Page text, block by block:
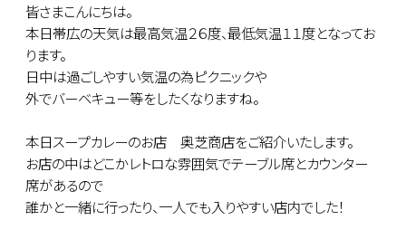
皆さまこんにちは。
本日帯広の天気は最高気温２６度、最低気温１１度となってお
ります。
日中は過ごしやすい気温の為ピクニックや
外でバーベキュー等をしたくなりますね。
本日スープカレーのお店 奥芝商店をご紹介いたします。
お店の中はどこかレトロな雰囲気でテーブル席とカウンター
席があるので
誰かと一緒に行ったり、一人でも入りやすい店内でした！